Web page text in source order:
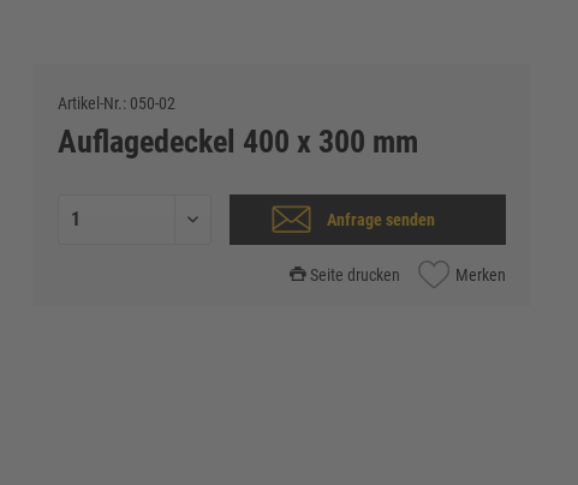
Artikel-Nr.: 050-02
Auflagedeckel 400 x 300 mm
Anfrage senden
Seite drucken Merken